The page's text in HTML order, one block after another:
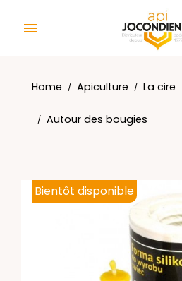

Home Apiculture La cire
Autour des bougies
Bientôt disponible